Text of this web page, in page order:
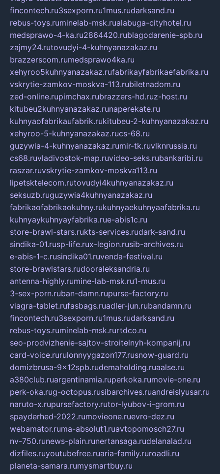
fincontech.ru3sexporn.ru1mus.rudarksand.ru
rebus-toys.ruminelab-msk.rualabuga-cityhotel.ru
medsprawo-4-ka.ru2864420.rublagodarenie-spb.ru
zajmy24.rutovudyi-4-kuhnyanazakaz.ru
brazzerscom.rumedsprawo4ka.ru
xehyroo5kuhnyanazakaz.rufabrikayfabrikaefabrika.ru
vskrytie-zamkov-moskva-113.rubiletnadom.ru
zed-online.rupimchax.rubrazzers-hd.ruz-host.ru
kitubeu2kuhnyanazakaz.runaperekate.ru
kuhnyaofabrikaufabrik.rukitubeu-2-kuhnyanazakaz.ru
xehyroo-5-kuhnyanazakaz.rucs-68.ru
guzywia-4-kuhnyanazakaz.rumir-tk.ruvlknrussia.ru
cs68.ruvladivostok-map.ruvideo-seks.rubankaribi.ru
raszar.ruvskrytie-zamkov-moskva113.ru
lipetsktelecom.rutovudyi4kuhnyanazakaz.ru
seksuzb.ruguzywia4kuhnyanazakaz.ru
fabrikaofabrikaokuhny.rukuhnyaekuhnyaafabrika.ru
kuhnyaykuhnyayfabrika.rue-abis1c.ru
store-brawl-stars.rukts-services.rudark-sand.ru
sindika-01.rusp-life.rux-legion.rusib-archives.ru
e-abis-1-c.rusindika01.ruvenda-festival.ru
store-brawlstars.rudooraleksandria.ru
antenna-highly.rumine-lab-msk.ru1-mus.ru
3-sex-porn.ruban-damn.rupurse-factory.ru
viagra-tablet.rufasbags.ruadler-jun.rubandamn.ru
fincontech.ru3sexporn.ru1mus.rudarksand.ru
rebus-toys.ruminelab-msk.rurtdco.ru
seo-prodvizhenie-sajtov-stroitelnyh-kompanij.ru
card-voice.rurulonnyygazon177.rusnow-guard.ru
domizbrusa-9x12spb.rudemaholding.ruaalse.ru
a380club.ruargentinamia.ruperkoka.rumovie-one.ru
perk-oka.rug-octopus.rusibarchives.ruandreislyusar.ru
naruto-x.rupursefactory.rutor-lyubov-i-grom.ru
spayderhed-2022.rumovieone.ruevro-dez.ru
webamator.ruma-absolut1.ruavtopomosch27.ru
nv-750.runews-plain.runertansaga.rudelanalad.ru
dizfiles.ruyoutubefree.ruaria-family.ruroadli.ru
planeta-samara.rumysmartbuy.ru